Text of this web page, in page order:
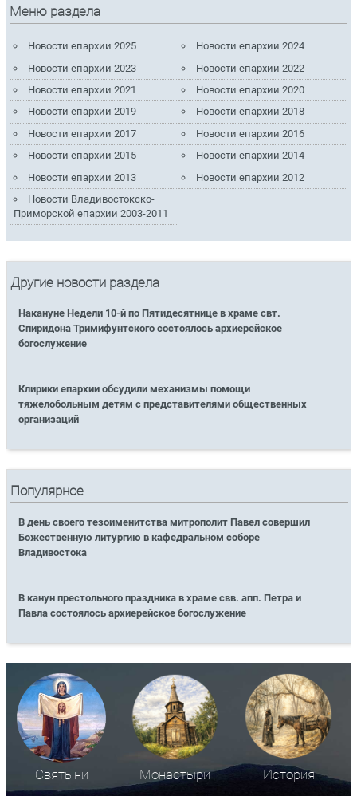
Меню раздела
Новости епархии 2025
Новости епархии 2024
Новости епархии 2023
Новости епархии 2022
Новости епархии 2021
Новости епархии 2020
Новости епархии 2019
Новости епархии 2018
Новости епархии 2017
Новости епархии 2016
Новости епархии 2015
Новости епархии 2014
Новости епархии 2013
Новости епархии 2012
Новости Владивостокско-
Приморской епархии 2003-2011
Другие новости раздела
Накануне Недели 10-й по Пятидесятнице в храме свт.
Спиридона Тримифунтского состоялось архиерейское
богослужение
Клирики епархии обсудили механизмы помощи
тяжелобольным детям с представителями общественных
организаций
Популярное
В день своего тезоименитства митрополит Павел совершил
Божественную литургию в кафедральном соборе
Владивостока
В канун престольного праздника в храме свв. апп. Петра и
Павла состоялось архиерейское богослужение
Святыни Монастыри История